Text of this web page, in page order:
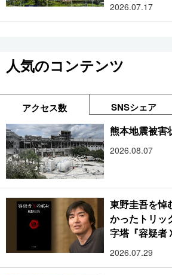
2026.07.17
人気のコンテンツ
アクセス数 SNSシェア
熊本地震被害
2026.08.07
東野圭吾を悼
かったトリッ
字塔『容疑者
2026.07.29